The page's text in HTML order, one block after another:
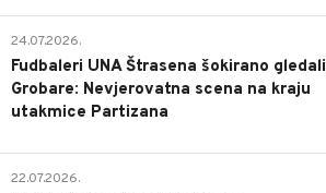
24.07.2026.
Fudbaleri UNA Štrasena šokirano gledali
Grobare: Nevjerovatna scena na kraju
utakmice Partizana
22.07.2026.